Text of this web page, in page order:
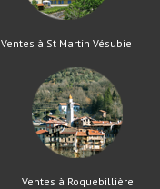
Ventes à St Martin Vésubie
Ventes à Roquebillière